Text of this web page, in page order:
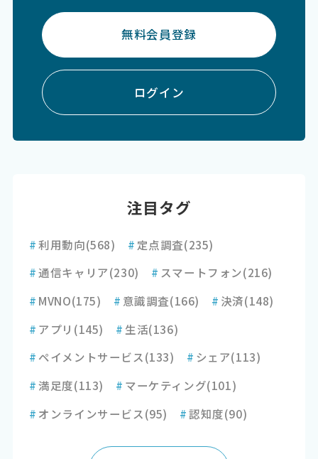
無料会員登録
ログイン
注目タグ
#利用動向(568) # 定点調査(235)
#通信キャリア(230) # スマートフォン(216)
# MVNO(175) # 意識調査(166) # 決済(148)
# アプリ (145) # 生活(136)
# ペイメントサービス(133) # シェア(113)
#満足度(113) # マーケティング(101)
# オンラインサービス(95) #認知度(90)